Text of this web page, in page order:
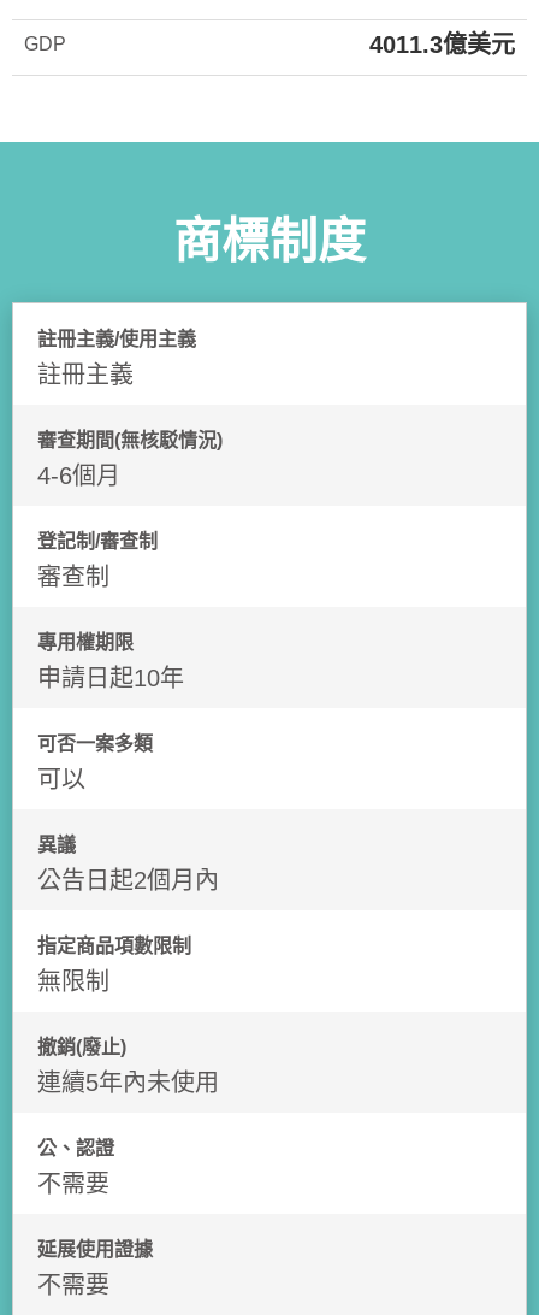
4011.3億美元
GDP
商標制度
註冊主義/使用主義
註冊主義
審查期間(無核駁情況)
4-6個月
登記制/審查制
審查制
專用權期限
申請日起10年
可否一案多類
可以
異議
公告日起2個月內
指定商品項數限制
無限制
撤銷(廢止)
連續5年內未使用
公、認證
不需要
延展使用證據
不需要